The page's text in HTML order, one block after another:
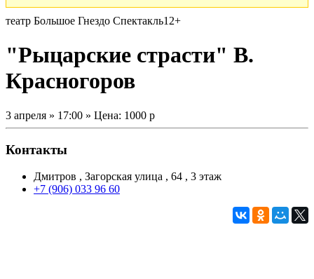
театр Большое Гнездо Спектакль12+
"Рыцарские страсти" В.
Красногоров
3 апреля » 17:00 » Цена: 1000 р
Контакты
Дмитров , Загорская улица , 64 , 3 этаж
+7 (906) 033 96 60